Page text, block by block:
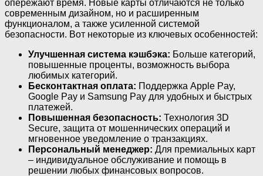
опережают время. Новые карты отличаются не только
современным дизайном, но и расширенным
функционалом, а также усиленной системой
безопасности. Вот некоторые из ключевых особенностей:
Улучшенная система кэшбэка: Больше категорий,
повышенные проценты, возможность выбора
любимых категорий.
Бесконтактная оплата: Поддержка Apple Pay,
Google Pay и Samsung Pay для удобных и быстрых
платежей.
Повышенная безопасность: Технология 3D
Secure, защита от мошеннических операций и
мгновенное уведомление о транзакциях.
Персональный менеджер: Для премиальных карт
– индивидуальное обслуживание и помощь в
решении любых финансовых вопросов.